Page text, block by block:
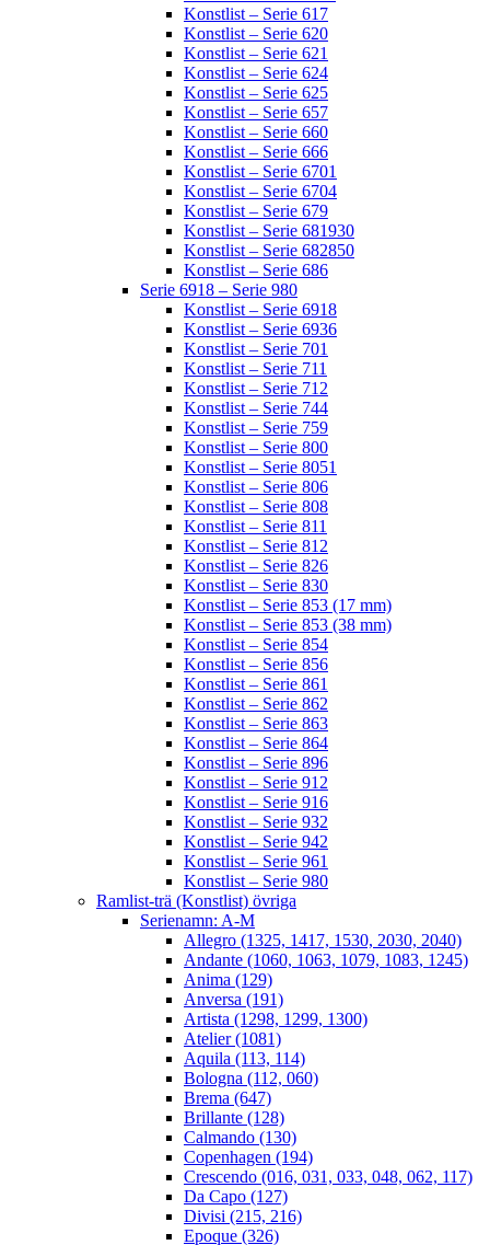
Konstlist – Serie 617
Konstlist – Serie 620
Konstlist – Serie 621
Konstlist – Serie 624
Konstlist – Serie 625
Konstlist – Serie 657
Konstlist – Serie 660
Konstlist – Serie 666
Konstlist – Serie 6701
Konstlist – Serie 6704
Konstlist – Serie 679
Konstlist – Serie 681930
Konstlist – Serie 682850
Konstlist – Serie 686
Serie 6918 – Serie 980
Konstlist – Serie 6918
Konstlist – Serie 6936
Konstlist – Serie 701
Konstlist – Serie 711
Konstlist – Serie 712
Konstlist – Serie 744
Konstlist – Serie 759
Konstlist – Serie 800
Konstlist – Serie 8051
Konstlist – Serie 806
Konstlist – Serie 808
Konstlist – Serie 811
Konstlist – Serie 812
Konstlist – Serie 826
Konstlist – Serie 830
Konstlist – Serie 853 (17 mm)
Konstlist – Serie 853 (38 mm)
Konstlist – Serie 854
Konstlist – Serie 856
Konstlist – Serie 861
Konstlist – Serie 862
Konstlist – Serie 863
Konstlist – Serie 864
Konstlist – Serie 896
Konstlist – Serie 912
Konstlist – Serie 916
Konstlist – Serie 932
Konstlist – Serie 942
Konstlist – Serie 961
Konstlist – Serie 980
Ramlist-trä (Konstlist) övriga
Serienamn: A-M
Allegro (1325, 1417, 1530, 2030, 2040)
Andante (1060, 1063, 1079, 1083, 1245)
Anima (129)
Anversa (191)
Artista (1298, 1299, 1300)
Atelier (1081)
Aquila (113, 114)
Bologna (112, 060)
Brema (647)
Brillante (128)
Calmando (130)
Copenhagen (194)
Crescendo (016, 031, 033, 048, 062, 117)
Da Capo (127)
Divisi (215, 216)
Epoque (326)